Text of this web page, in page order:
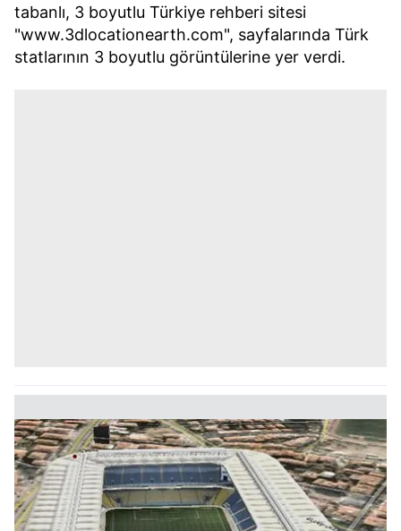
tabanlı, 3 boyutlu Türkiye rehberi sitesi
"www.3dlocationearth.com", sayfalarında Türk
statlarının 3 boyutlu görüntülerine yer verdi.